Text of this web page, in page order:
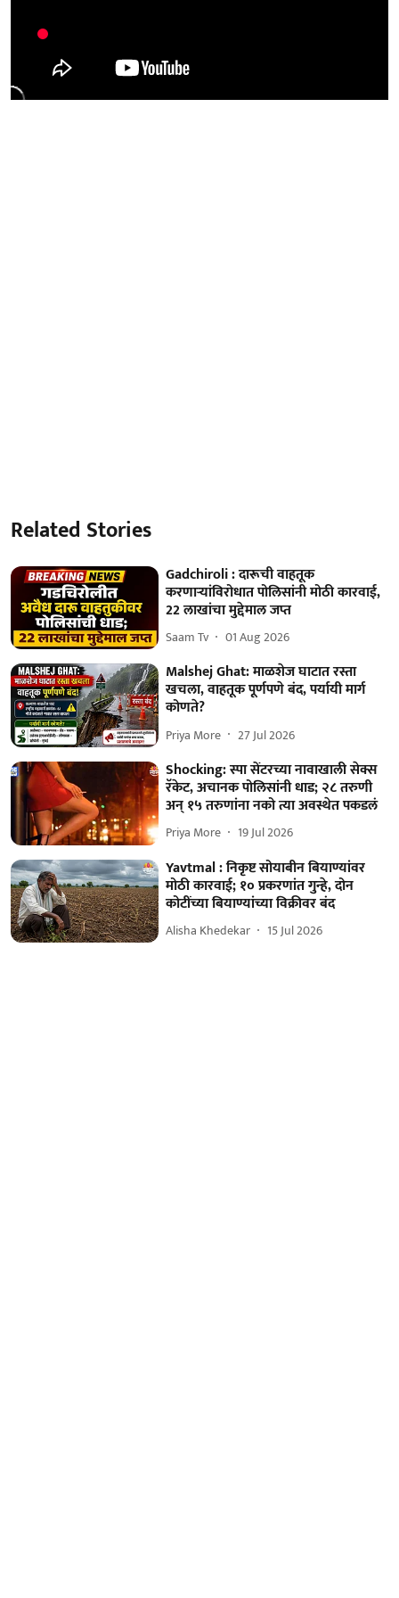
Related Stories
Gadchiroli : दारूची वाहतूक
करणाऱ्यांविरोधात पोलिसांनी मोठी कारवाई,
22 लाखांचा मुद्देमाल जप्त
Saam Tv 01 Aug 2026
Malshej Ghat: माळशेज घाटात रस्ता
खचला, वाहतूक पूर्णपणे बंद, पर्यायी मार्ग
कोणते?
Priya More 27 Jul 2026
Shocking: स्पा सेंटरच्या नावाखाली सेक्स
रॅकेट, अचानक पोलिसांनी धाड; २८ तरुणी
अन् १५ तरुणांना नको त्या अवस्थेत पकडलं
Priya More 19 Jul 2026
Yavtmal : निकृष्ट सोयाबीन बियाण्यांवर
मोठी कारवाई; १० प्रकरणांत गुन्हे, दोन
कोटींच्या बियाण्यांच्या विक्रीवर बंद
Alisha Khedekar 15 Jul 2026